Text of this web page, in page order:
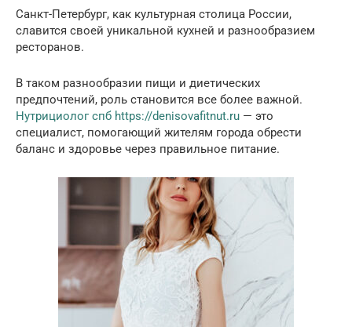
Санкт-Петербург, как культурная столица России,
славится своей уникальной кухней и разнообразием
ресторанов.
В таком разнообразии пищи и диетических
предпочтений, роль становится все более важной.
Нутрициолог спб https://denisovafitnut.ru — это
специалист, помогающий жителям города обрести
баланс и здоровье через правильное питание.